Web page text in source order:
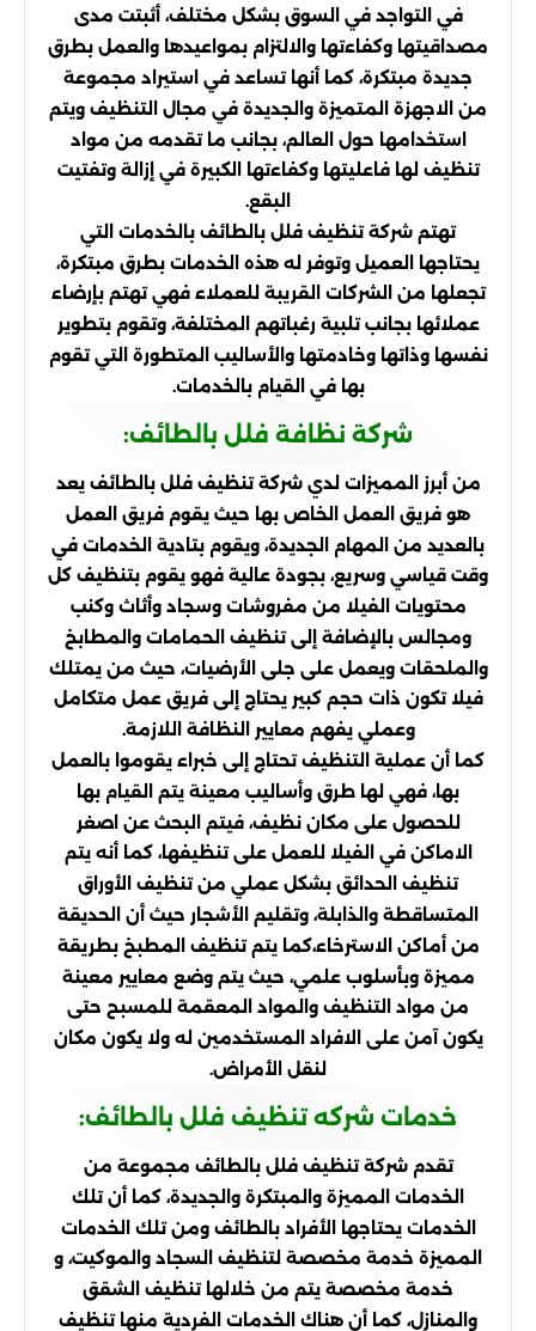
في التواجد في السوق بشكل مختلف، أثبتت مدى
مصداقيتها وكفاءتها والالتزام بمواعيدها والعمل بطرق
جديدة مبتكرة، كما أنها تساعد في استيراد مجموعة
من الاجهزة المتميزة والجديدة في مجال التنظيف ويتم
استخدامها حول العالم، بجانب ما تقدمه من مواد
تنظيف لها فاعليتها وكفاءتها الكبيرة في إزالة وتفتيت
البقع.
تهتم شركة تنظيف فلل بالطائف بالخدمات التي
يحتاجها العميل وتوفر له هذه الخدمات بطرق مبتكرة،
تجعلها من الشركات القريبة للعملاء فهي تهتم بإرضاء
عملائها بجانب تلبية رغباتهم المختلفة، وتقوم بتطوير
نفسها وذاتها وخادمتها والأساليب المتطورة التي تقوم
بها في القيام بالخدمات.
شركة نظافة فلل بالطائف:
من أبرز المميزات لدي شركة تنظيف فلل بالطائف يعد
هو فريق العمل الخاص بها حيث يقوم فريق العمل
بالعديد من المهام الجديدة، ويقوم بتادية الخدمات في
وقت قياسي وسريع، بجودة عالية فهو يقوم بتنظيف كل
محتويات الفيلا من مفروشات وسجاد وأثاث وكنب
ومجالس بالإضافة إلى تنظيف الحمامات والمطابخ
والملحقات ويعمل على جلى الأرضيات، حيث من يمتلك
فيلا تكون ذات حجم كبير يحتاج إلى فريق عمل متكامل
وعملي يفهم معايير النظافة اللازمة.
كما أن عملية التنظيف تحتاج إلى خبراء يقوموا بالعمل
بها، فهي لها طرق وأساليب معينة يتم القيام بها
للحصول على مكان نظيف، فيتم البحث عن اصغر
الاماكن في الفيلا للعمل على تنظيفها، كما أنه يتم
تنظيف الحدائق بشكل عملي من تنظيف الأوراق
المتساقطة والذابلة، وتقليم الأشجار حيث أن الحديقة
من أماكن الاسترخاء،كما يتم تنظيف المطبخ بطريقة
مميزة وبأسلوب علمي، حيث يتم وضع معايير معينة
من مواد التنظيف والمواد المعقمة للمسبح حتى
يكون آمن على الافراد المستخدمين له ولا يكون مكان
لنقل الأمراض.
خدمات شركه تنظيف فلل بالطائف:
تقدم شركة تنظيف فلل بالطائف مجموعة من
الخدمات المميزة والمبتكرة والجديدة، كما أن تلك
الخدمات يحتاجها الأفراد بالطائف ومن تلك الخدمات
المميزة خدمة مخصصة لتنظيف السجاد والموكيت، و
خدمة مخصصة يتم من خلالها تنظيف الشقق
والمنازل، كما أن هناك الخدمات الفردية منها تنظيف